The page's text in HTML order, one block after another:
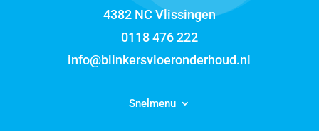
4382 NC Vlissingen
0118 476 222
info@blinkersvloeronderhoud.nl
Snelmenu